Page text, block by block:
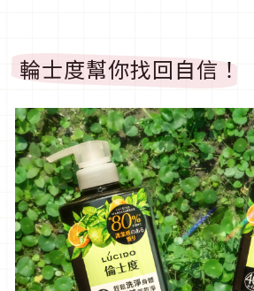
輪士度幫你找回自信！